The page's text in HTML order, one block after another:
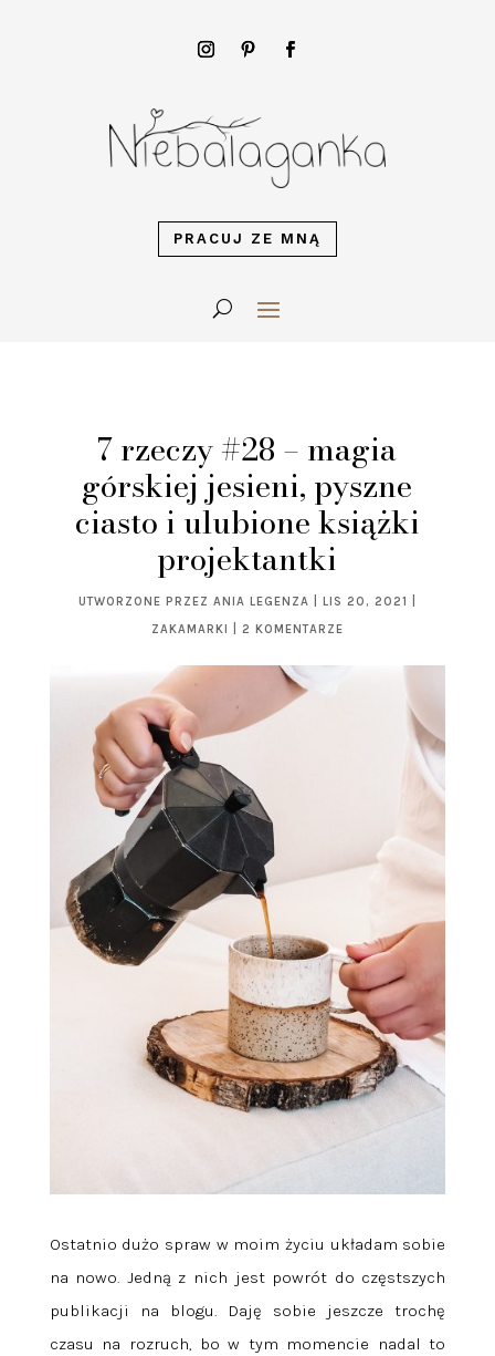
PRACUJ ZE MNĄ
7 rzeczy #28 – magia
górskiej jesieni, pyszne
ciasto i ulubione książki
projektantki
UTWORZONE PRZEZ ANIA LEGENZA LIS 20, 2021
ZAKAMARKI
2 KOMENTARZE
Ostatnio dużo spraw w moim życiu układam sobie
na nowo. Jedną z nich jest powrót do częstszych
publikacji na blogu. Daję sobie jeszcze trochę
czasu na rozruch, bo w tym momencie nadal to